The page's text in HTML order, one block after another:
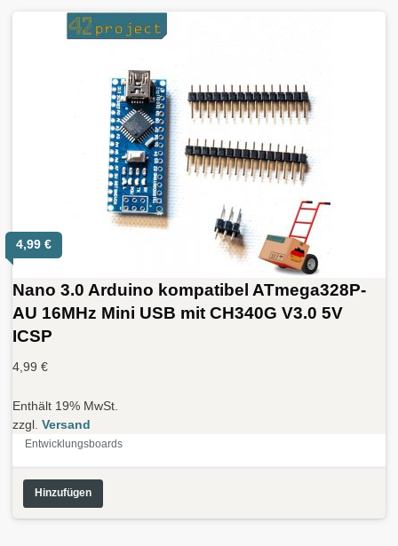
4,99 €
Nano 3.0 Arduino kompatibel ATmega328P-
AU 16MHz Mini USB mit CH340G V3.0 5V
ICSP
4,99 €
Enthält 19% MwSt.
zzgl. Versand
Entwicklungsboards
Hinzufügen